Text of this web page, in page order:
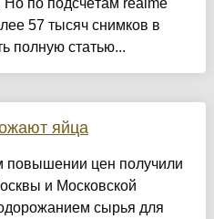
Но по подсчётам realme
57 тысяч снимков в
полную статью...
яйца
повышении цен получили
и Московской
сырья для